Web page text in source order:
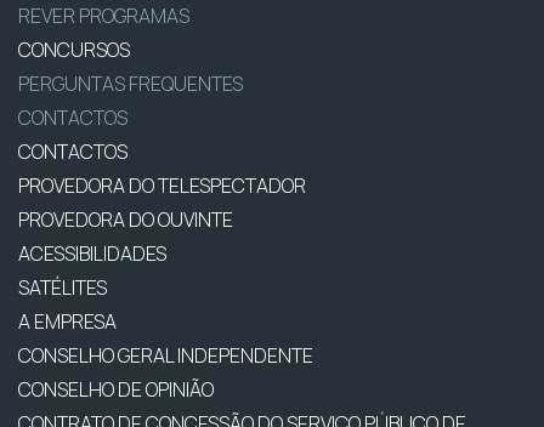
REVER PROGRAMAS
CONCURSOS
PERGUNTAS FREQUENTES
CONTACTOS
CONTACTOS
PROVEDORA DO TELESPECTADOR
PROVEDORA DO OUVINTE
ACESSIBILIDADES
SATÉLITES
A EMPRESA
CONSELHO GERAL INDEPENDENTE
CONSELHO DE OPINIÃO